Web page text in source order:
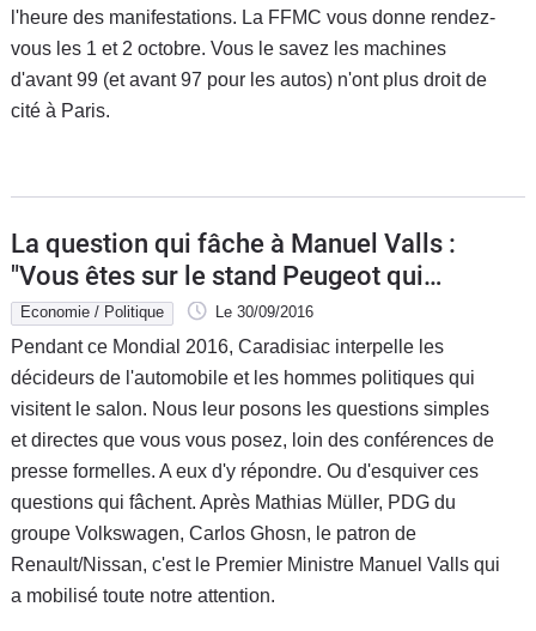
l'heure des manifestations. La FFMC vous donne rendez-
vous les 1 et 2 octobre. Vous le savez les machines
d'avant 99 (et avant 97 pour les autos) n'ont plus droit de
cité à Paris.
La question qui fâche à Manuel Valls :
"Vous êtes sur le stand Peugeot qui
produit de très bons monospaces à
portes coulissantes. Mais le PS a
préféré acheter un Volkswagen Sharan.
Pourquoi ? "
Economie / Politique Le 30/09/2016
Pendant ce Mondial 2016, Caradisiac interpelle les
décideurs de l'automobile et les hommes politiques qui
visitent le salon. Nous leur posons les questions simples
et directes que vous vous posez, loin des conférences de
presse formelles. A eux d'y répondre. Ou d'esquiver ces
questions qui fâchent. Après Mathias Müller, PDG du
groupe Volkswagen, Carlos Ghosn, le patron de
Renault/Nissan, c'est le Premier Ministre Manuel Valls qui
a mobilisé toute notre attention.